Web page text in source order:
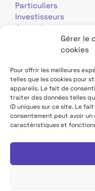
Gérer le
cookies
Pour offrir les meilleures
telles que les cookies pour
appareils. Le fait de
traiter des données telles
ID uniques sur ce site. Le
consentement peut avoir
caractéristiques et
Particuliers
Investisseurs
Journalistes
Mentions
Contact